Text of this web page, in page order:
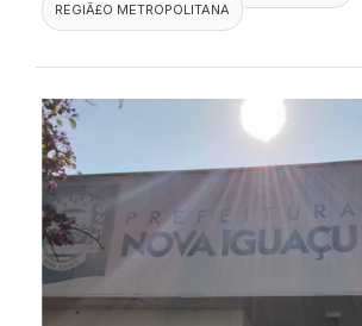
REGIÃ£O METROPOLITANA